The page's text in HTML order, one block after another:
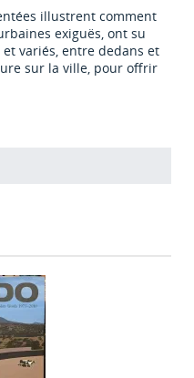
illustrent comment
exiguës, ont su
variés, entre dedans et
sur la ville, pour offrir